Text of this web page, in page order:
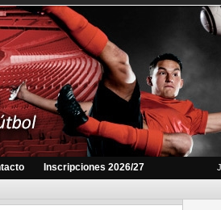
Inscripciones 2026/27